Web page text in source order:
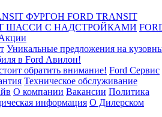
ФУРГОН FORD TRANSIT
ШАССИ С НАДСТРОЙКАМИ
Уникальные предложения на
в Ford Авилон!
обратить внимание! Ford Сервис
Техническое обслуживание
О компании Вакансии Политика
информация О Дилерском